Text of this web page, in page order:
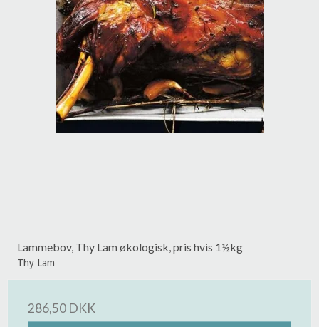
Lammebov, Thy Lam økologisk, pris hvis 1½kg
Thy Lam
286,50 DKK